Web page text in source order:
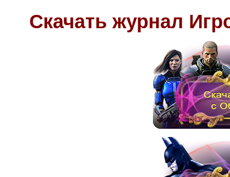
Скачать журнал